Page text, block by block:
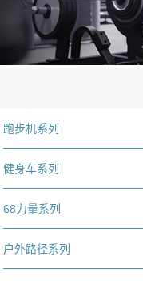
跑步机系列
健身车系列
68力量系列
户外路径系列